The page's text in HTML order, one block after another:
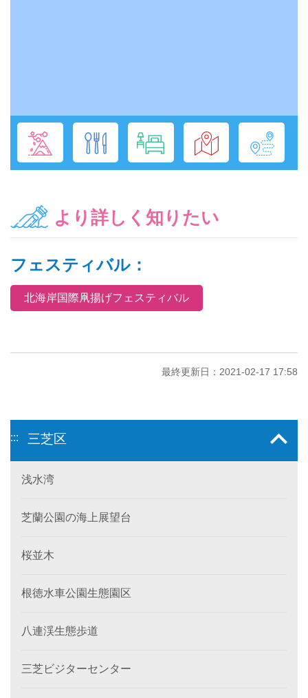
より詳しく知りたい
フェスティバル：
北海岸国際凧揚げフェスティバル
最終更新日：2021-02-17 17:58
::: 三芝区
浅水湾
芝蘭公園の海上展望台
桜並木
根徳水車公園生態園区
八連渓生態歩道
三芝ビジターセンター